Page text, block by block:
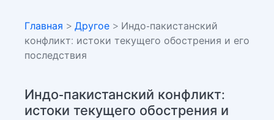
Главная > Другое > Индо-пакистанский
конфликт: истоки текущего обострения и его
последствия
Индо-пакистанский конфликт:
истоки текущего обострения и